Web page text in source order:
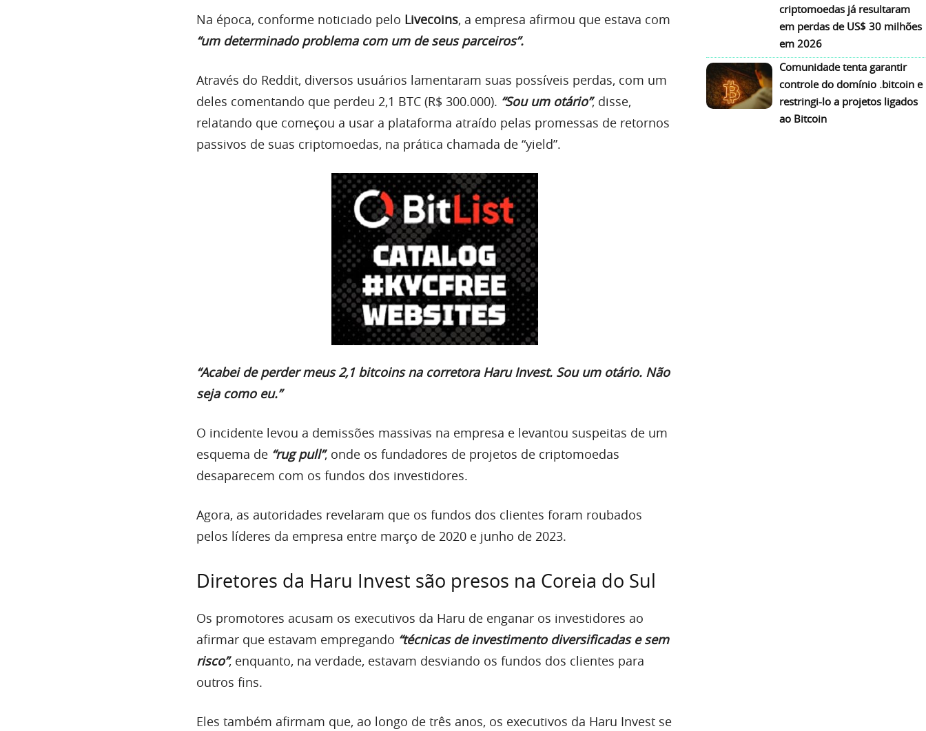
Na época, conforme noticiado pelo Livecoins, a empresa afirmou que estava com
“um determinado problema com um de seus parceiros”.
Através do Reddit, diversos usuários lamentaram suas possíveis perdas, com um
deles comentando que perdeu 2,1 BTC (R$ 300.000). “Sou um otário”, disse,
relatando que começou a usar a plataforma atraído pelas promessas de retornos
passivos de suas criptomoedas, na prática chamada de “yield”.
“Acabei de perder meus 2,1 bitcoins na corretora Haru Invest. Sou um otário. Não
seja como eu.”
O incidente levou a demissões massivas na empresa e levantou suspeitas de um
esquema de “rug pull”, onde os fundadores de projetos de criptomoedas
desaparecem com os fundos dos investidores.
Agora, as autoridades revelaram que os fundos dos clientes foram roubados
pelos líderes da empresa entre março de 2020 e junho de 2023.
Diretores da Haru Invest são presos na Coreia do Sul
Os promotores acusam os executivos da Haru de enganar os investidores ao
afirmar que estavam empregando “técnicas de investimento diversificadas e sem
risco”, enquanto, na verdade, estavam desviando os fundos dos clientes para
outros fins.
Eles também afirmam que, ao longo de três anos, os executivos da Haru Invest se
criptomoedas já resultaram
em perdas de US$ 30 milhões
em 2026
Comunidade tenta garantir
controle do domínio .bitcoin e
restringi-lo a projetos ligados
ao Bitcoin